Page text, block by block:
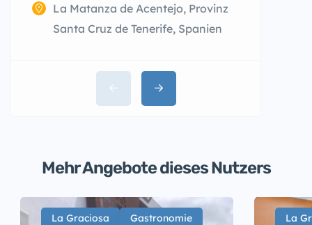
La Matanza de Acentejo, Provinz
Santa Cruz de Tenerife, Spanien
Mehr Angebote dieses Nutzers
La Graciosa
Gastronomie
La